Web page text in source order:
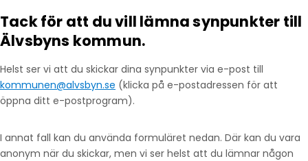
Tack för att du vill lämna synpunkter till
Älvsbyns kommun.
Helst ser vi att du skickar dina synpunkter via e-post till
kommunen@alvsbyn.se (klicka på e-postadressen för att
öppna ditt e-postprogram).
I annat fall kan du använda formuläret nedan. Där kan du vara
anonym när du skickar, men vi ser helst att du lämnar någon